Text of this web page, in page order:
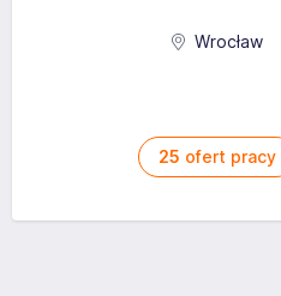
Wrocław
25 ofert pracy